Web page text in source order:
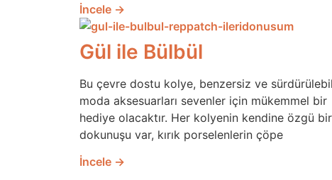
İncele →
Gül ile Bülbül
Bu çevre dostu kolye, benzersiz ve
moda aksesuarları sevenler için mükemmel bir
hediye olacaktır. Her kolyenin kendine özgü bir
dokunuşu var, kırık porselenlerin çöpe
İncele →